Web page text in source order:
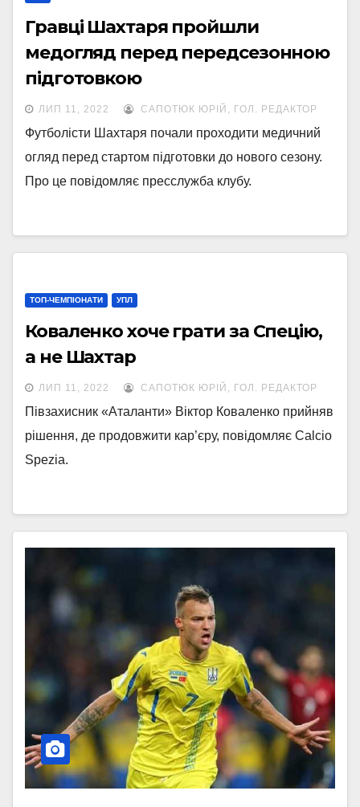
Гравці Шахтаря пройшли
медогляд перед передсезонною
підготовкою
ЛИП 11, 2022 САПОТЮК ЮРІЙ, ГОЛ. РЕДАКТОР
Футболісти Шахтаря почали проходити медичний
огляд перед стартом підготовки до нового сезону.
Про це повідомляє пресслужба клубу.
ТОП-ЧЕМПІОНАТИ УПЛ
Коваленко хоче грати за Спецію,
а не Шахтар
ЛИП 11, 2022 САПОТЮК ЮРІЙ, ГОЛ. РЕДАКТОР
Півзахисник «Аталанти» Віктор Коваленко прийняв
рішення, де продовжити кар’єру, повідомляє Calcio
Spezia.